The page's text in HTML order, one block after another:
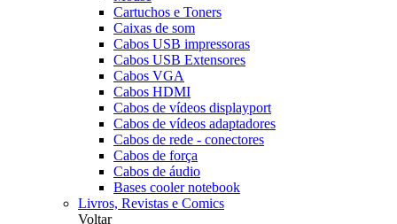
Cartuchos e Toners
Caixas de som
Cabos USB impressoras
Cabos USB Extensores
Cabos VGA
Cabos HDMI
Cabos de vídeos displayport
Cabos de vídeos adaptadores
Cabos de rede - conectores
Cabos de força
Cabos de áudio
Bases cooler notebook
Livros, Revistas e Comics
Voltar